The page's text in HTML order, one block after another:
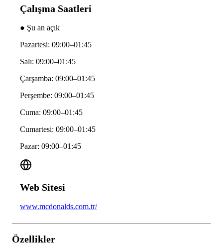
Çalışma Saatleri
● Şu an açık
Pazartesi: 09:00–01:45
Salı: 09:00–01:45
Çarşamba: 09:00–01:45
Perşembe: 09:00–01:45
Cuma: 09:00–01:45
Cumartesi: 09:00–01:45
Pazar: 09:00–01:45
Web Sitesi
www.mcdonalds.com.tr/
Özellikler